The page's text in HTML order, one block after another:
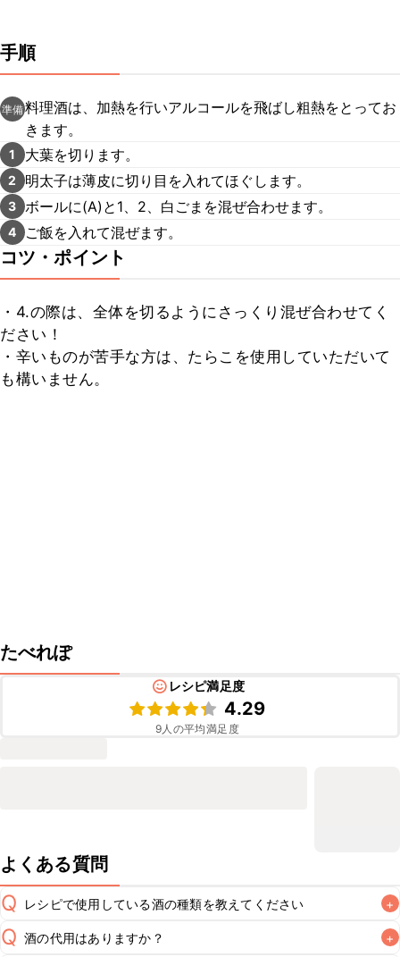
手順
準備料理酒は、加熱を行いアルコールを飛ばし粗熱をとってお
きます。
1 大葉を切ります。
2 明太子は薄皮に切り目を入れてほぐします。
3 ボールに(A)と1、2、白ごまを混ぜ合わせます。
4 ご飯を入れて混ぜます。
コツ・ポイント
・4.の際は、全体を切るようにさっくり混ぜ合わせてく
ださい！
・辛いものが苦手な方は、たらこを使用していただいて
も構いません。
たべれぽ
レシピ満足度
4.29
9人の平均満足度
よくある質問
Q レシピで使用している酒の種類を教えてください +
A
Q 酒の代用はありますか？ +